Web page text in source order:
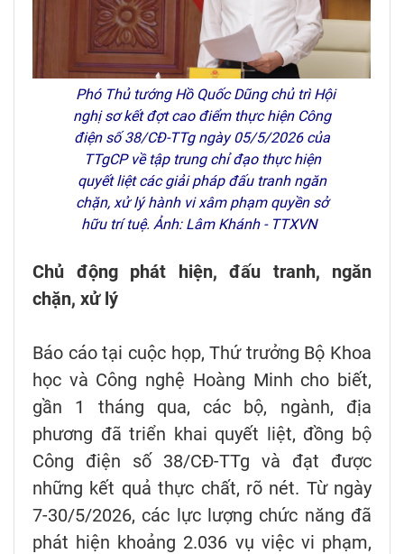
Phó Thủ tướng Hồ Quốc Dũng chủ trì Hội
nghị sơ kết đợt cao điểm thực hiện Công
điện số 38/CĐ-TTg ngày 05/5/2026 của
TTgCP về tập trung chỉ đạo thực hiện
quyết liệt các giải pháp đấu tranh ngăn
chặn, xử lý hành vi xâm phạm quyền sở
hữu trí tuệ. Ảnh: Lâm Khánh - TTXVN
Chủ động phát hiện, đấu tranh, ngăn
chặn, xử lý
Báo cáo tại cuộc họp, Thứ trưởng Bộ Khoa
học và Công nghệ Hoàng Minh cho biết,
gần 1 tháng qua, các bộ, ngành, địa
phương đã triển khai quyết liệt, đồng bộ
Công điện số 38/CĐ-TTg và đạt được
những kết quả thực chất, rõ nét. Từ ngày
7-30/5/2026, các lực lượng chức năng đã
phát hiện khoảng 2.036 vụ việc vi phạm,